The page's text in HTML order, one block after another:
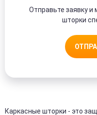
Отправьте заявку и
шторки
Каркасные шторки - это